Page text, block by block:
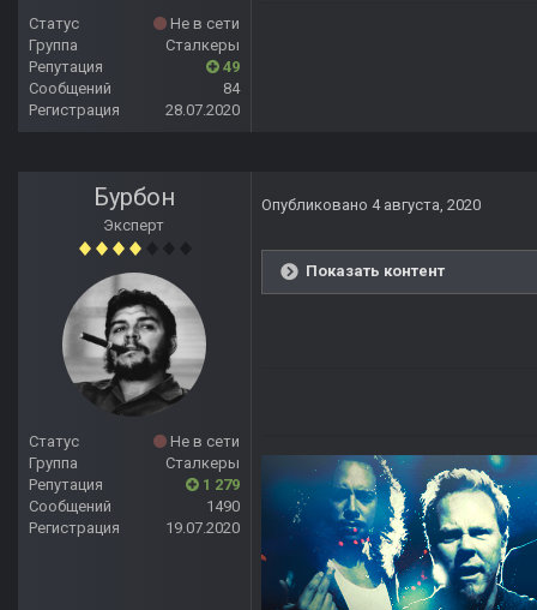
Статус
Не в сети
Группа
Сталкеры
Репутация
49
Сообщений
84
Регистрация
28.07.2020
Бурбон
Эксперт
Статус
Не в сети
Группа
Сталкеры
Репутация
1 279
Сообщений
1490
Регистрация
19.07.2020
Опубликовано 4 августа, 2020
Показать контент